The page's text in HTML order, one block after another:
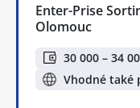
Enter-Prise
Olomouc
30 000 – 34
Vhodné také